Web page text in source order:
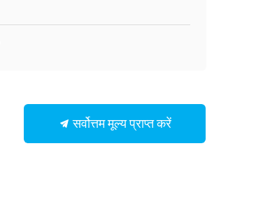
सर्वोत्तम मूल्य प्राप्त करें